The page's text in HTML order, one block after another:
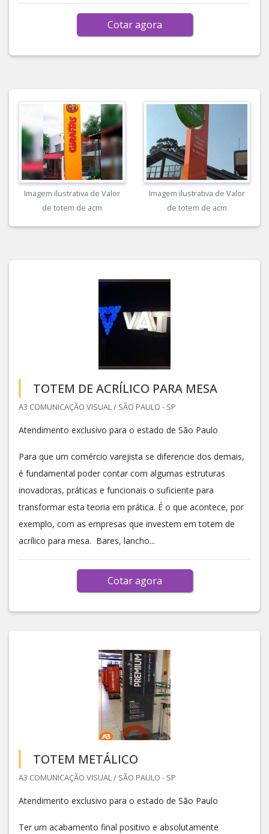
Cotar agora
Imagem ilustrativa de Valor
de totem de acm
Imagem ilustrativa de Valor
de totem de acm
TOTEM DE ACRÍLICO PARA MESA
A3 COMUNICAÇÃO VISUAL / SÃO PAULO - SP
Atendimento exclusivo para o estado de São Paulo
Para que um comércio varejista se diferencie dos demais,
é fundamental poder contar com algumas estruturas
inovadoras, práticas e funcionais o suficiente para
transformar esta teoria em prática. É o que acontece, por
exemplo, com as empresas que investem em totem de
acrílico para mesa. Bares, lancho...
Cotar agora
TOTEM METÁLICO
A3 COMUNICAÇÃO VISUAL / SÃO PAULO - SP
Atendimento exclusivo para o estado de São Paulo
Ter um acabamento final positivo e absolutamente